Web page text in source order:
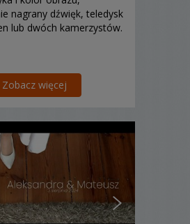
nagrany dźwięk, teledysk
lub dwóch kamerzystów.
Zobacz więcej